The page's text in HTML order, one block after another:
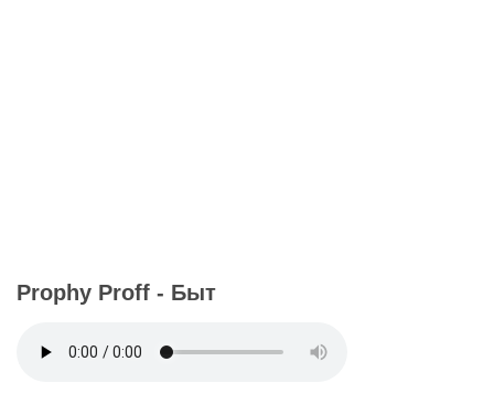
Prophy Proff - Быт